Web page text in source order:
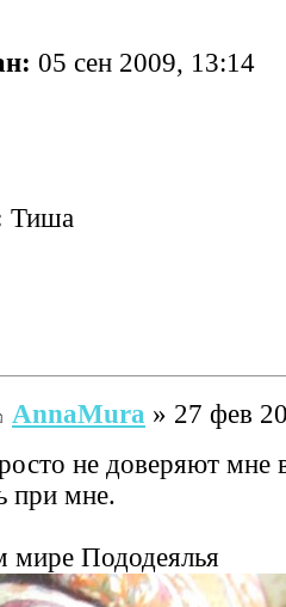
05 сен 2009, 13:14
Тиша
AnnaMura » 27 фев
не доверяют мне
при мне.
мире Пододеялья